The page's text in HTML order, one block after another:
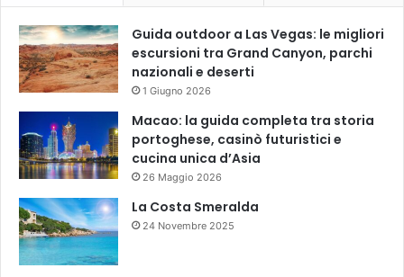
Guida outdoor a Las Vegas: le migliori
escursioni tra Grand Canyon, parchi
nazionali e deserti
1 Giugno 2026
Macao: la guida completa tra storia
portoghese, casinò futuristici e
cucina unica d’Asia
26 Maggio 2026
La Costa Smeralda
24 Novembre 2025